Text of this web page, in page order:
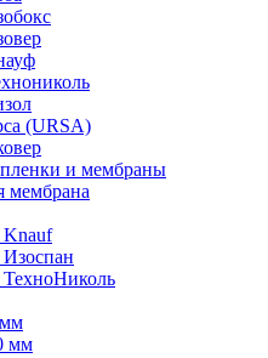
(URSA)
и мембраны
мембрана
Knauf
мм